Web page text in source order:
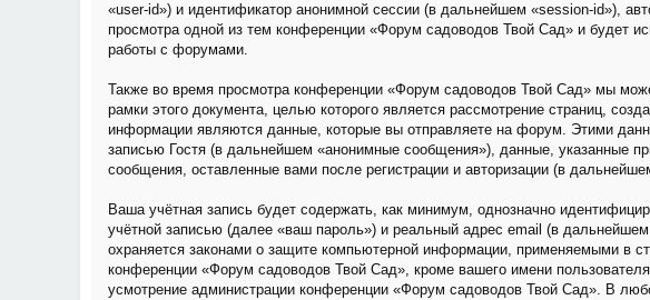
«user-id») и идентификатор анонимной сессии (в дальнейшем «session-id»),
просмотра одной из тем конференции «Форум садоводов Твой Сад» и будет
работы с форумами.
Также во время просмотра конференции «Форум садоводов Твой Сад» мы
рамки этого документа, целью которого является рассмотрение страниц,
информации являются данные, которые вы отправляете на форум. Этими
записью Гостя (в дальнейшем «анонимные сообщения»), данные, указанные
сообщения, оставленные вами после регистрации и авторизации (в
Ваша учётная запись будет содержать, как минимум, однозначно
учётной записью (далее «ваш пароль») и реальный адрес email (в
охраняется законами о защите компьютерной информации, применяемыми в
конференции «Форум садоводов Твой Сад», кроме вашего имени
усмотрение администрации конференции «Форум садоводов Твой Сад». В